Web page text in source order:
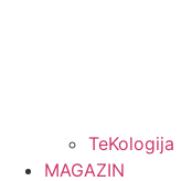
TeKologija
MAGAZIN